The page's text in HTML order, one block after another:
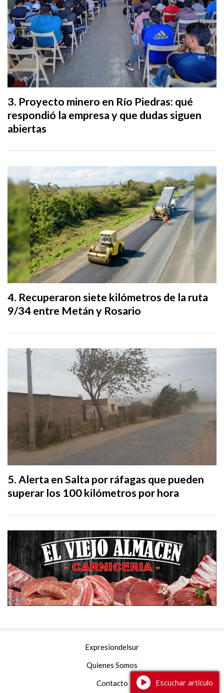
Proyecto minero en Río Piedras: qué
respondió la empresa y que dudas siguen
abiertas
Recuperaron siete kilómetros de la ruta
9/34 entre Metán y Rosario
Alerta en Salta por ráfagas que pueden
superar los 100 kilómetros por hora
Expresiondelsur
Quienes Somos
Contacto
Escuchar artículo